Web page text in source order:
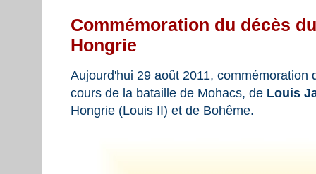
Commémoration du décès
Hongrie
Aujourd'hui 29 août 2011, commémoration
cours de la bataille de Mohacs, de Louis
Hongrie (Louis II) et de Bohême.